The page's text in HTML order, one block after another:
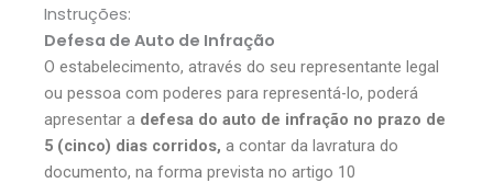
Instruções:
Defesa de Auto de Infração
O estabelecimento, através do seu representante legal
ou pessoa com poderes para representá-lo, poderá
apresentar a defesa do auto de infração no prazo de
5 (cinco) dias corridos, a contar da lavratura do
documento, na forma prevista no artigo 10